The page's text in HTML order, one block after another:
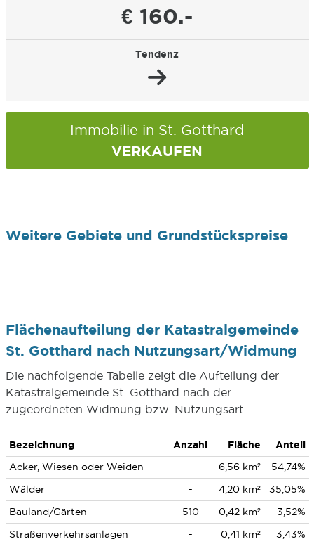
€ 160.-
Tendenz
Immobilie in St. Gotthard
VERKAUFEN
Weitere Gebiete und Grundstückspreise
Flächenaufteilung der Katastralgemeinde
St. Gotthard nach Nutzungsart/Widmung
Die nachfolgende Tabelle zeigt die Aufteilung der
Katastralgemeinde St. Gotthard nach der
zugeordneten Widmung bzw. Nutzungsart.
Bezeichnung Anzahl Fläche
Anteil
Äcker, Wiesen oder Weiden
- 6,56 km²
54,74%
Wälder
- 4,20 km²
35,05%
Bauland/Gärten
510 0,42 km²
3,52%
Straßenverkehrsanlagen
- 0,41 km² 3,43%